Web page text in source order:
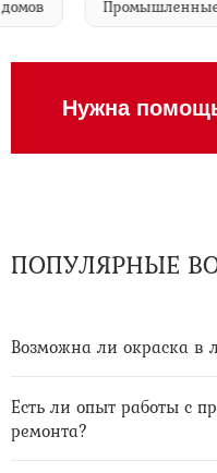
домов
Нужна
ПОПУЛЯРНЫЕ
Возможна ли окраска в
Есть ли опыт работы с
ремонта?